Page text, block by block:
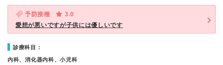
予防接種
3.0
愛想が悪いですが子供には優しいです
診療科目：
内科、消化器内科、小児科